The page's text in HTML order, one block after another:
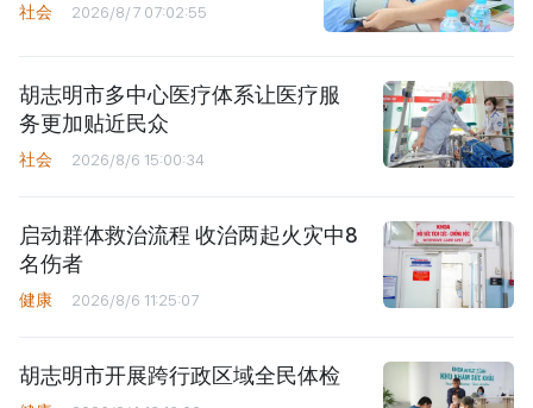
社会 2026/8/7 07:02:55
胡志明市多中心医疗体系让医疗服
务更加贴近民众
社会 2026/8/6 15:00:34
启动群体救治流程 收治两起火灾中8
名伤者
健康 2026/8/6 11:25:07
胡志明市开展跨行政区域全民体检